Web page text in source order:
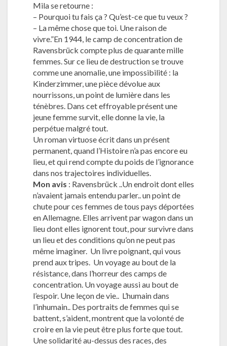
Mila se retourne :
– Pourquoi tu fais ça ? Qu’est-ce que tu veux ?
– La même chose que toi. Une raison de
vivre.”En 1944, le camp de concentration de
Ravensbrück compte plus de quarante mille
femmes. Sur ce lieu de destruction se trouve
comme une anomalie, une impossibilité : la
Kinderzimmer, une pièce dévolue aux
nourrissons, un point de lumière dans les
ténèbres. Dans cet effroyable présent une
jeune femme survit, elle donne la vie, la
perpétue malgré tout.
Un roman virtuose écrit dans un présent
permanent, quand l’Histoire n’a pas encore eu
lieu, et qui rend compte du poids de l’ignorance
dans nos trajectoires individuelles.
Mon avis : Ravensbrück ..Un endroit dont elles
n’avaient jamais entendu parler.. un point de
chute pour ces femmes de tous pays déportées
en Allemagne. Elles arrivent par wagon dans un
lieu dont elles ignorent tout, pour survivre dans
un lieu et des conditions qu’on ne peut pas
même imaginer. Un livre poignant, qui vous
prend aux tripes. Un voyage au bout de la
résistance, dans l’horreur des camps de
concentration. Un voyage aussi au bout de
l’espoir. Une leçon de vie.. L’humain dans
l’inhumain.. Des portraits de femmes qui se
battent, s’aident, montrent que la volonté de
croire en la vie peut être plus forte que tout.
Une solidarité au-dessus des races, des